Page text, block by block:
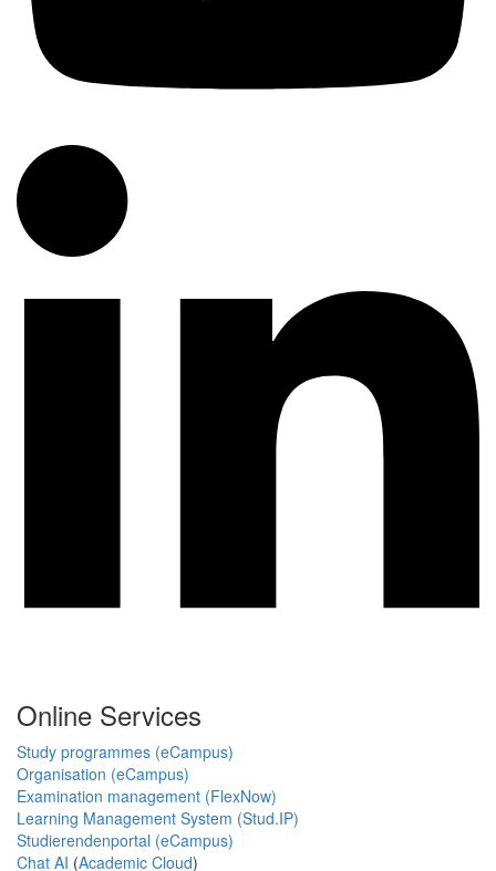
Online Services
Study programmes (eCampus)
Organisation (eCampus)
Examination management (FlexNow)
Learning Management System (Stud.IP)
Studierendenportal (eCampus)
Chat AI (Academic Cloud)